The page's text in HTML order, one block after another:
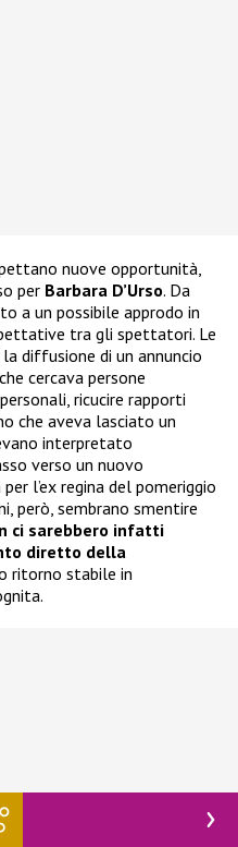
nuove opportunità,
per Barbara D’Urso. Da
a un possibile approdo in
tra gli spettatori. Le
diffusione di un annuncio
cercava persone
ricucire rapporti
che aveva lasciato un
interpretato
verso un nuovo
l’ex regina del pomeriggio
però, sembrano smentire
ci sarebbero infatti
diretto della
ritorno stabile in